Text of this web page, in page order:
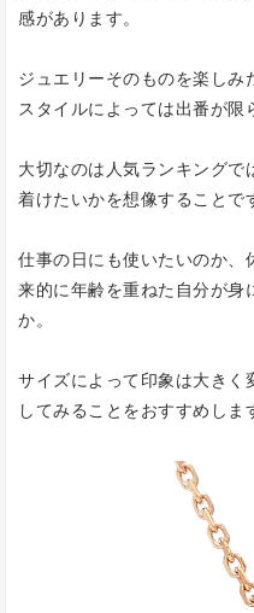
感があります。
ジュエリーそのものを楽し
スタイルによっては出番が限
大切なのは人気ランキングで
着けたいかを想像することで
仕事の日にも使いたいのか
来的に年齢を重ねた自分が
か。
サイズによって印象は大き
してみることをおすすめしま